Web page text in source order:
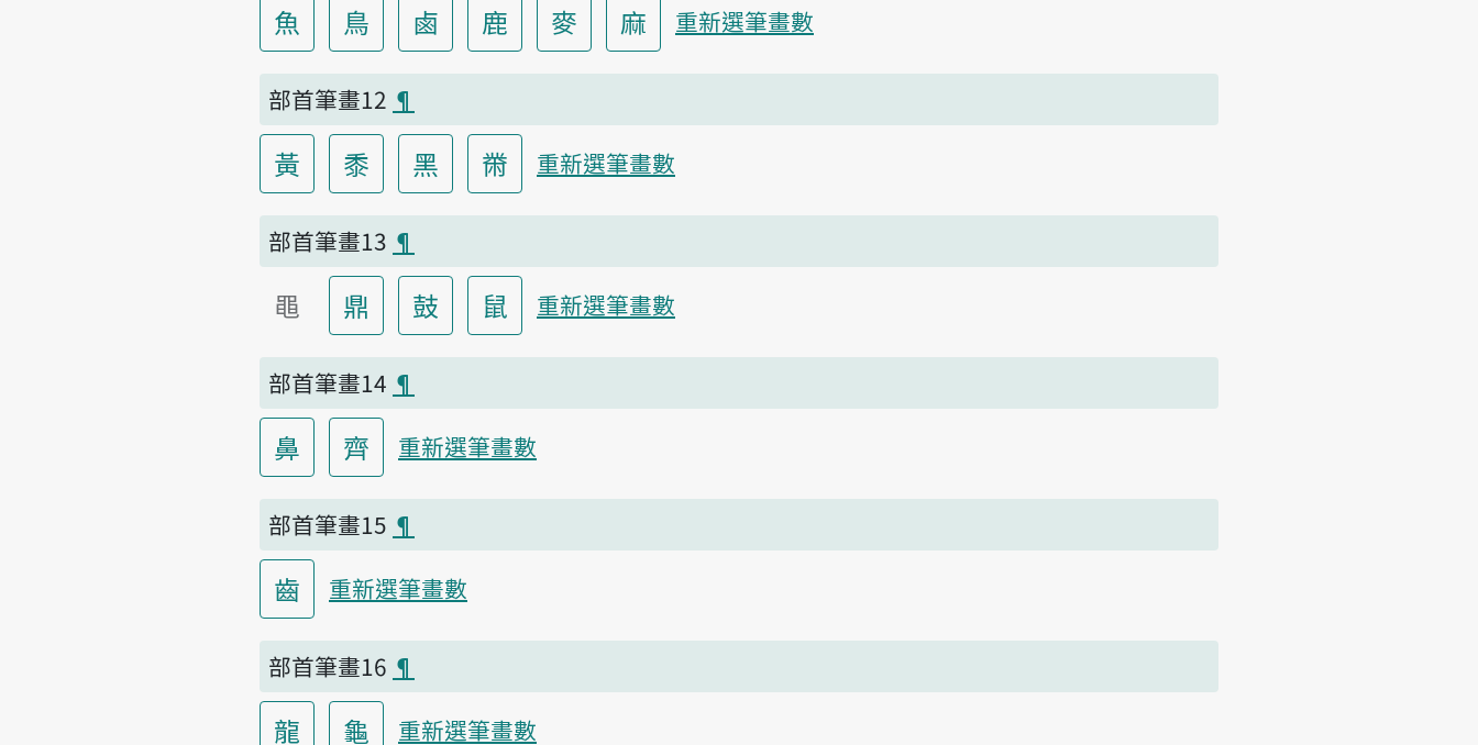
魚 鳥 鹵 鹿 麥 麻 重新選筆畫數
部首筆畫12 ¶
黃 黍 黑 黹 重新選筆畫數
部首筆畫13 ¶
黽 鼎 鼓 鼠 重新選筆畫數
部首筆畫14 ¶
鼻 齊 重新選筆畫數
部首筆畫15 ¶
齒 重新選筆畫數
部首筆畫16 ¶
龍 龜 重新選筆畫數